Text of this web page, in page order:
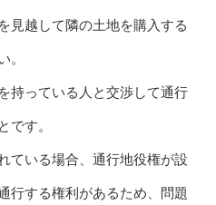
見越して隣の土地を購入する
。
持っている人と交渉して通行
です。
ている場合、通行地役権が設
行する権利があるため、問題